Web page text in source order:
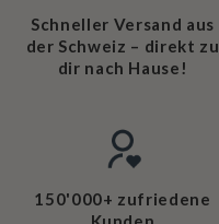
Schneller Versand aus
der Schweiz – direkt zu
dir nach Hause!
150'000+ zufriedene